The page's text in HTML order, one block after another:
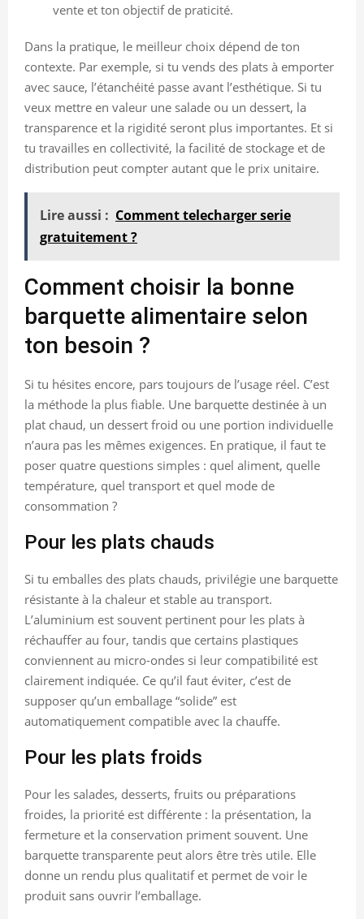
vente et ton objectif de praticité.
Dans la pratique, le meilleur choix dépend de ton
contexte. Par exemple, si tu vends des plats à emporter
avec sauce, l’étanchéité passe avant l’esthétique. Si tu
veux mettre en valeur une salade ou un dessert, la
transparence et la rigidité seront plus importantes. Et si
tu travailles en collectivité, la facilité de stockage et de
distribution peut compter autant que le prix unitaire.
Lire aussi : Comment telecharger serie
gratuitement ?
Comment choisir la bonne
barquette alimentaire selon
ton besoin ?
Si tu hésites encore, pars toujours de l’usage réel. C’est
la méthode la plus fiable. Une barquette destinée à un
plat chaud, un dessert froid ou une portion individuelle
n’aura pas les mêmes exigences. En pratique, il faut te
poser quatre questions simples : quel aliment, quelle
température, quel transport et quel mode de
consommation ?
Pour les plats chauds
Si tu emballes des plats chauds, privilégie une barquette
résistante à la chaleur et stable au transport.
L’aluminium est souvent pertinent pour les plats à
réchauffer au four, tandis que certains plastiques
conviennent au micro-ondes si leur compatibilité est
clairement indiquée. Ce qu’il faut éviter, c’est de
supposer qu’un emballage “solide” est
automatiquement compatible avec la chauffe.
Pour les plats froids
Pour les salades, desserts, fruits ou préparations
froides, la priorité est différente : la présentation, la
fermeture et la conservation priment souvent. Une
barquette transparente peut alors être très utile. Elle
donne un rendu plus qualitatif et permet de voir le
produit sans ouvrir l’emballage.